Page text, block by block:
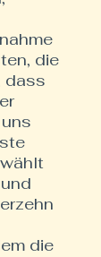
die
dass
die